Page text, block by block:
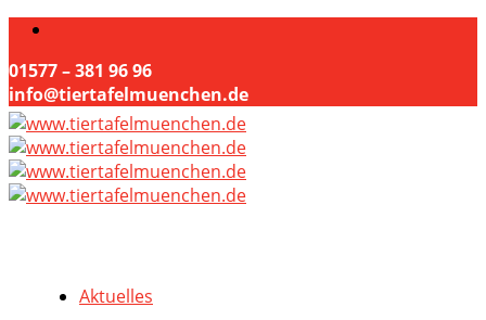
01577 – 381 96 96
info@tiertafelmuenchen.de
Aktuelles